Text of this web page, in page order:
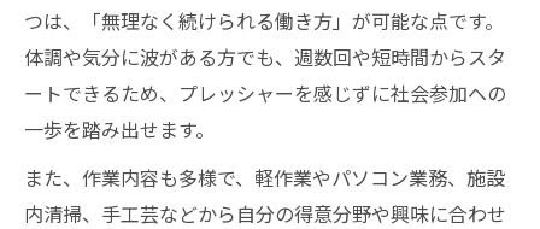
つは、「無理なく続けられる働き方」が可能な点です。
体調や気分に波がある方でも、週数回や短時間からスタ
ートできるため、プレッシャーを感じずに社会参加への
一歩を踏み出せます。
また、作業内容も多様で、軽作業やパソコン業務、施設
内清掃、手工芸などから自分の得意分野や興味に合わせ